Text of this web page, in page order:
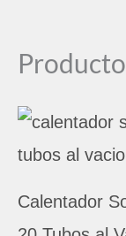
Calentador